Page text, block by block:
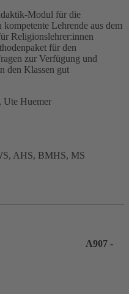
Modul für die
Lehrende aus dem
Religionslehrer:innen
für den
zur Verfügung und
den Klassen gut
Ute Huemer
AHS, BMHS, MS
A907 -